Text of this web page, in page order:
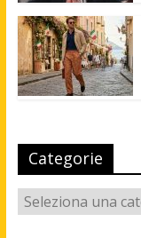
Categorie
Categorie